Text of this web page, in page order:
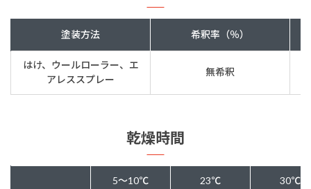
塗装方法 希釈率（％）
はけ、ウールローラー、エ
アレススプレー
無希釈
乾燥時間
5～10℃ 23℃ 30℃